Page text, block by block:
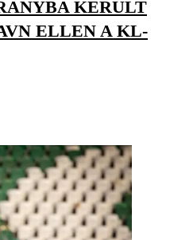
KERÜLT
ELLEN A KL-